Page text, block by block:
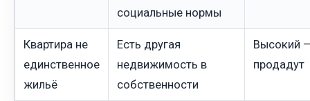
социальные нормы
Квартира не
единственное
жильё
Есть другая
недвижимость в
собственности
Высокий
продадут